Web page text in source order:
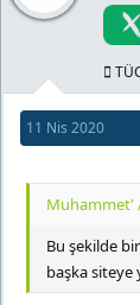
11 Nis 2020
Muhammet'
Bu şekilde
başka siteye